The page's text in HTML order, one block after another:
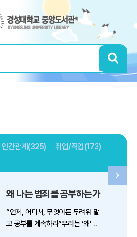
인간관계(325)
취업/직업(173)
왜 나는 범죄를 공부하는가
“언제, 어디서, 무엇이든 두려워 말
고 공부를 계속하라”우리는 ‘왜’ 공